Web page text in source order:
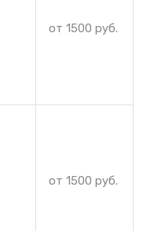
от 1500 руб.
от 1500 руб.